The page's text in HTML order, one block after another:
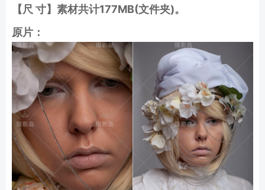
【尺 寸】素材共计177MB(文件夹)。
原片 ：